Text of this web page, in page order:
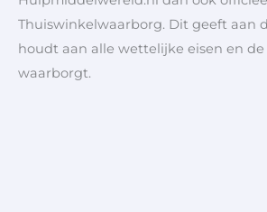
Thuiswinkelwaarborg. Dit geeft aan
houdt aan alle wettelijke eisen en
waarborgt.